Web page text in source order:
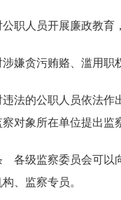
人员开展廉政教育，
贪污贿赂、滥用职权
的公职人员依法作出
对象所在单位提出监
监察委员会可以向
、监察专员。